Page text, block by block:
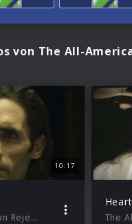
von The All-
10:17
The All-American Rejects